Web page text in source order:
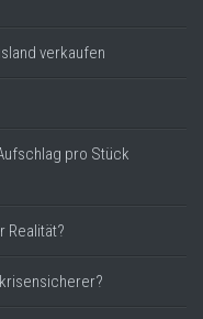
verkaufen
pro Stück
Realität?